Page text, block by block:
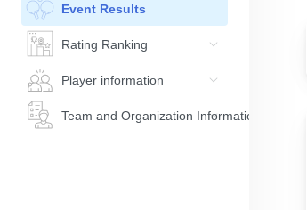
Event Results
Rating Ranking
Player information
Team and Organization Information